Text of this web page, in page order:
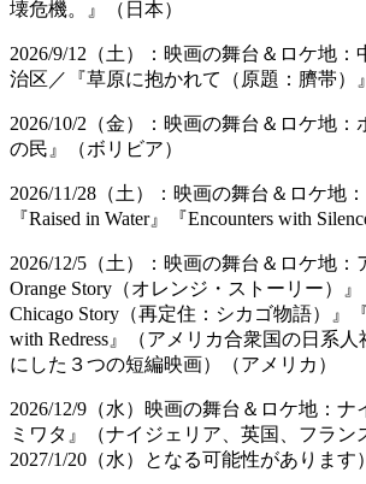
壊危機。』（日本）
2026/9/12（土）：映画の舞台＆ロケ地：
治区／『草原に抱かれて（原題：臍帯）
2026/10/2（金）：映画の舞台＆ロケ地
の民』（ボリビア）
2026/11/28（土）：映画の舞台＆ロケ地
『Raised in Water』『Encounters with
2026/12/5（土）：映画の舞台＆ロケ地
Orange Story（オレンジ・ストーリー）』
Chicago Story（再定住：シカゴ物語）』
with Redress』（アメリカ合衆国の日系
にした３つの短編映画）（アメリカ）
2026/12/9（水）映画の舞台＆ロケ地：
ミワタ』（ナイジェリア、英国、フラン
2027/1/20（水）となる可能性があります）